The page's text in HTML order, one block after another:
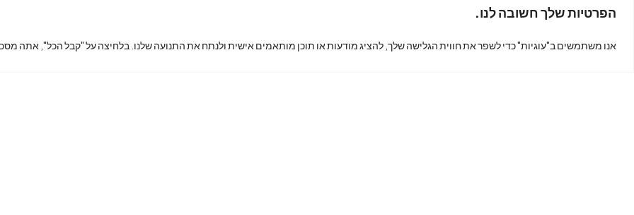
הפרטיות שלך חשובה לנו.
אנו משתמשים ב"עוגיות" כדי לשפר את חווית הגלישה שלך, להציג מודעות או תוכן מותאמים אישית ולנתח את התנועה שלנו. בלחיצה על "קבל הכל", אתה